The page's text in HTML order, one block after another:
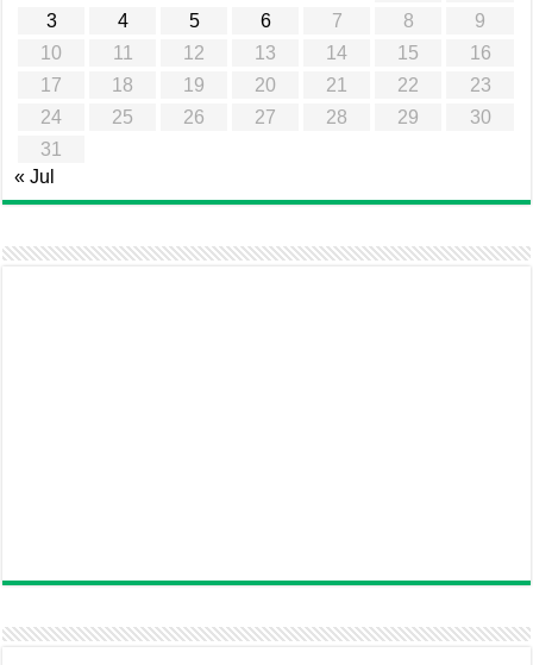
3
4 5 6 7 8
9
10
11 12 13 14 15
16
17
18 19 20 21 22
23
24
25 26 27 28 29
30
31
« Jul